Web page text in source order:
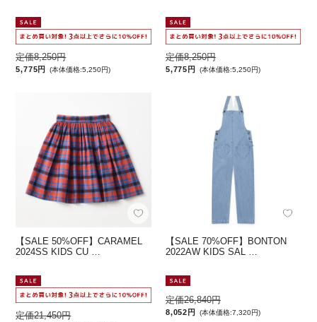
定価8,250円
5,775円 (本体価格:5,250円)
定価8,250円
5,775円 (本体価格:5,250円)
【SALE 50%OFF】CARAMEL
2024SS KIDS CU …
定価21,450円
【SALE 70%OFF】BONTON
2022AW KIDS SAL …
定価26,840円
8,052円 (本体価格:7,320円)